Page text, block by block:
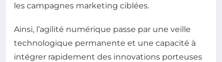
les campagnes marketing ciblées.
Ainsi, l’agilité numérique passe par une veille
technologique permanente et une capacité à
intégrer rapidement des innovations porteuses